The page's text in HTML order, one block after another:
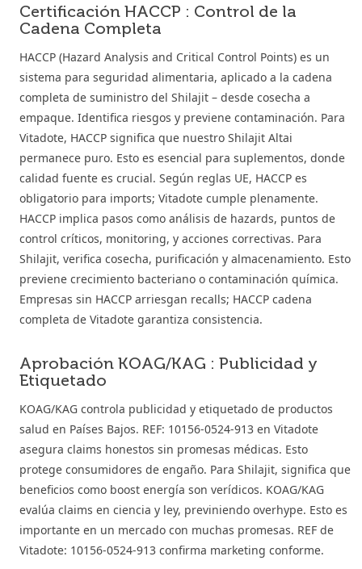
Certificación HACCP : Control de la
Cadena Completa
HACCP (Hazard Analysis and Critical Control Points) es un
sistema para seguridad alimentaria, aplicado a la cadena
completa de suministro del Shilajit – desde cosecha a
empaque. Identifica riesgos y previene contaminación. Para
Vitadote, HACCP significa que nuestro Shilajit Altai
permanece puro. Esto es esencial para suplementos, donde
calidad fuente es crucial. Según reglas UE, HACCP es
obligatorio para imports; Vitadote cumple plenamente.
HACCP implica pasos como análisis de hazards, puntos de
control críticos, monitoring, y acciones correctivas. Para
Shilajit, verifica cosecha, purificación y almacenamiento. Esto
previene crecimiento bacteriano o contaminación química.
Empresas sin HACCP arriesgan recalls; HACCP cadena
completa de Vitadote garantiza consistencia.
Aprobación KOAG/KAG : Publicidad y
Etiquetado
KOAG/KAG controla publicidad y etiquetado de productos
salud en Países Bajos. REF: 10156-0524-913 en Vitadote
asegura claims honestos sin promesas médicas. Esto
protege consumidores de engaño. Para Shilajit, significa que
beneficios como boost energía son verídicos. KOAG/KAG
evalúa claims en ciencia y ley, previniendo overhype. Esto es
importante en un mercado con muchas promesas. REF de
Vitadote: 10156-0524-913 confirma marketing conforme.